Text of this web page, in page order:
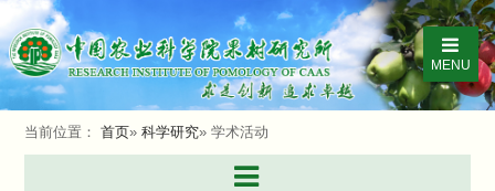
MENU
当前位置：首页»科学研究» 学术活动